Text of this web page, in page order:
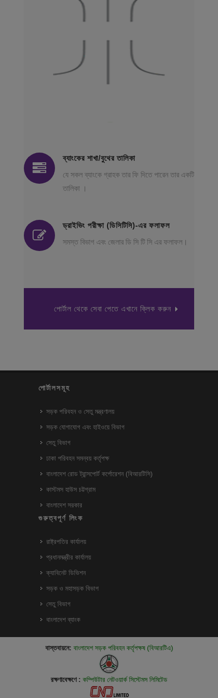
ব্যাংকের শাখা/বুথের তালিকা
যে সকল ব্যাংকে গ্রাহক তার ফি দিতে পারেন তার একটি
তালিকা ।
ড্রাইভিং পরীক্ষা (ডিসিটিসি)-এর ফলাফল
সমস্ত বিভাগ এবং জেলার ডি সি টি সি এর ফলাফল।
পোর্টাল থেকে সেবা পেতে এখানে ক্লিক করুন
পোর্টালসমূহ
সড়ক পরিবহন ও সেতু মন্ত্রণালয়
সড়ক যোগাযোগ এবং হাইওয়ে বিভাগ
সেতু বিভাগ
ঢাকা পরিবহন সমন্বয় কর্তৃপক্ষ
বাংলাদেশ রোড ট্রান্সপোর্ট কর্পোরেশন (বিআরটিসি)
কাস্টমস হাউস চট্টগ্রাম
বাংলাদেশ সরকার
গুরুত্বপূর্ণ লিংক
রাষ্ট্রপতির কার্যালয়
প্রধানমন্ত্রীর কার্যালয়
ক্যাবিনেট ডিভিশন
সড়ক ও মহাসড়ক বিভাগ
সেতু বিভাগ
বাংলাদেশ ব্যাংক
বাস্তবায়নে: বাংলাদেশ সড়ক পরিবহন কর্তৃপক্ষ (বিআরটিএ)
রক্ষণাবেক্ষণে : কম্পিউটার নেটওয়ার্ক সিস্টেমস লিমিটেড